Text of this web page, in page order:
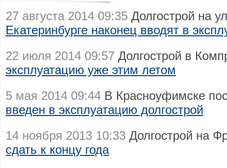
27 августа 2014 09:35 Долгострой на
Екатеринбурге наконец вводят в
22 июля 2014 09:57 Долгострой в
эксплуатацию уже этим летом
5 мая 2014 09:44 В Красноуфимске
введен в эксплуатацию долгострой
14 ноября 2013 10:33 Долгострой на
сдать к концу года